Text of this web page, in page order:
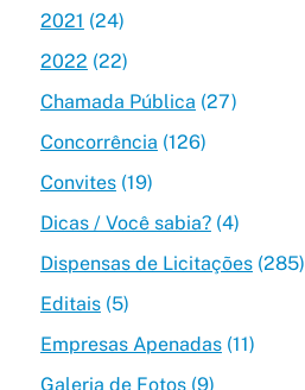
2021 (24)
2022 (22)
Chamada Pública (27)
Concorrência (126)
Convites(19)
Dicas / Você sabia?(4)
Dispensas de Licitações(285)
Editais(5)
Empresas Apenadas(11)
Galeria de Fotos(9)